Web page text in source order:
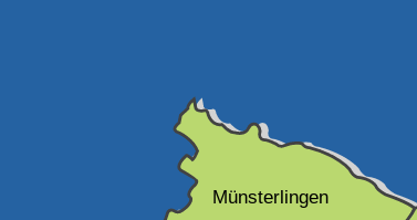
Münsterlingen